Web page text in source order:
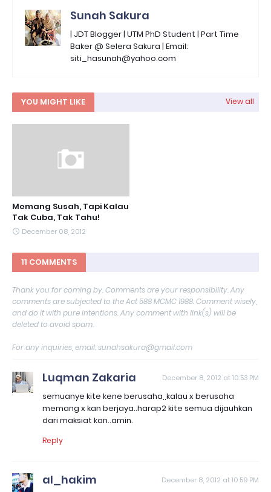
Sunah Sakura
| JDT Blogger | UTM PhD Student | Part Time
Baker @ Selera Sakura | Email:
siti_hasunah@yahoo.com
YOU MIGHT LIKE View all
Memang Susah, Tapi Kalau
Tak Cuba, Tak Tahu!
December 08, 2012
11 COMMENTS
Thank you for coming by. Comments are your responsibility. Any
comments are subjected to the Act 588 MCMC 1988. Comment wisely,
and do it with pure intentions. Any comment with link(s) will be
deleted to avoid spam.
For any inquiries, email: sunahsakura@gmail.com
Luqman Zakaria December 8, 2012 at 10:53 PM
semuanye kite kene berusaha,,kalau x berusaha
memang x kan berjaya..harap2 kite semua dijauhkan
dari maksiat kan..amin.
Reply
al_hakim December 8, 2012 at 10:59 PM